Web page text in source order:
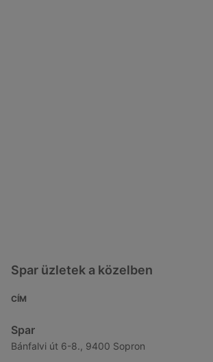
Spar üzletek a közelben
CÍM
Spar
Bánfalvi út 6-8., 9400 Sopron